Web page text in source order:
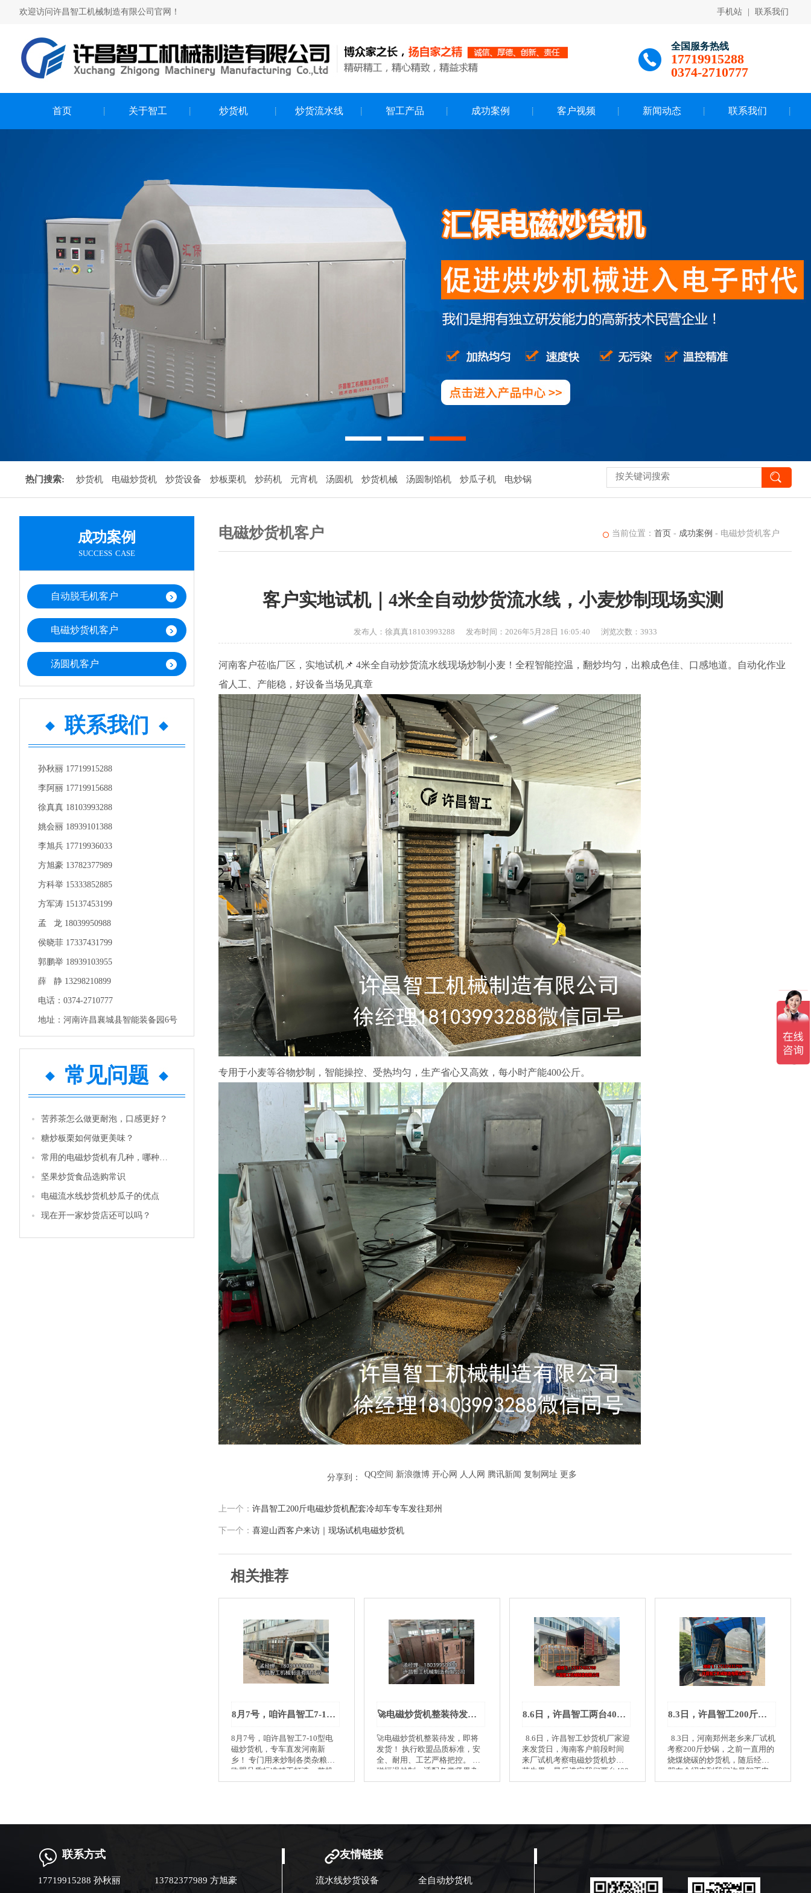
欢迎访问许昌智工机械制造有限公司官网！ 手机站 联系我们
全国服务热线
17719915288
0374-2710777
首页 关于智工 炒货机 炒货流水线 智工产品 成功案例 客户视频 新闻动态 联系我们
热门搜索: 炒货机 电磁炒货机 炒货设备 炒板栗机 炒药机 元宵机 汤圆机 炒货机械 汤圆制馅机 炒瓜子机 电炒锅
成功案例
success case
自动脱毛机客户
电磁炒货机客户
汤圆机客户
联系我们
孙秋丽 17719915288
李阿丽 17719915688
徐真真 18103993288
姚会丽 18939101388
李旭兵 17719936033
方旭豪 13782377989
方科举 15333852885
方军涛 15137453199
孟 龙 18039950988
侯晓菲 17337431799
郭鹏举 18939103955
薛 静 13298210899
电话：0374-2710777
地址：河南许昌襄城县智能装备园6号
常见问题
苦荞茶怎么做更耐泡，口感更好？
糖炒板栗如何做更美味？
常用的电磁炒货机有几种，哪种性价比更高一些？
坚果炒货食品选购常识
电磁流水线炒货机炒瓜子的优点
现在开一家炒货店还可以吗？
电磁炒货机客户 当前位置： 首页 - 成功案例 - 电磁炒货机客户
客户实地试机｜4米全自动炒货流水线，小麦炒制现场实测
发布人：徐真真18103993288 发布时间：2026年5月28日 16:05:40 浏览次数：3933
河南客户莅临厂区，实地试机📌 4米全自动炒货流水线现场炒制小麦！全程智能控温，翻炒均匀，出粮成色佳、口感地道。自动化作业
省人工、产能稳，好设备当场见真章
专用于小麦等谷物炒制，智能操控、受热均匀，生产省心又高效，每小时产能400公斤。
分享到： QQ空间 新浪微博 开心网 人人网 腾讯新闻 复制网址 更多
上一个： 许昌智工200斤电磁炒货机配套冷却车专车发往郑州
下一个： 喜迎山西客户来访｜现场试机电磁炒货机
相关推荐
8月7号，咱许昌智工7-10型电磁炒货机，专车直发河南新乡！
8月7号，咱许昌智工7-10型电
磁炒货机，专车直发河南新
乡！ 专门用来炒制各类杂粮，
欧盟品质标准精工打造，整机
食品级不锈钢，干净卫生。 电
料、成色好。 二十多年老厂品
质保两年，售后响应及时。 感
谢新乡老板信任，祝开机大
顺畅！
🚀电磁炒货机整装待发，即将发货！
🚀电磁炒货机整装待发，即将
发货！ 执行欧盟品质标准，安
全、耐用、工艺严格把控。 电
磁恒温炒制，适配各类坚果杂
粮加工。 国产智造，海内外客
8.6日，许昌智工两台400斤炒锅服务海南客户
8.6日，许昌智工炒货机厂家迎
来发货日，海南客户前段时间
来厂试机考察电磁炒货机炒制
花生果，最后选定我们两台400
斤炒锅发货，以下是装车实
8.3日，许昌智工200斤炒货机专车发货郑州
8.3日，河南郑州老乡来厂试机
考察200斤炒锅，之前一直用的
烧煤烧碳的炒货机，随后经过
朋友介绍来到我们许昌智工电
磁炒货机厂家，当场试机签订
联系方式
17719915288 孙秋丽 13782377989 方旭豪
友情链接
流水线炒货设备 全自动炒货机